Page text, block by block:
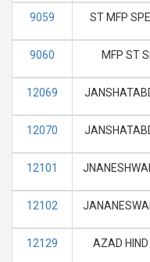
9059 ST MFP
9060 MFP ST
12069
12070
12101
12102
12129 AZAD HIND